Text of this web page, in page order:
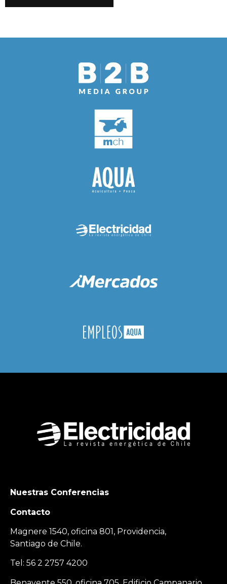
Nuestras Conferencias
Contacto
Magnere 1540, oficina 801, Providencia,
Santiago de Chile.
Tel: 56 2 2757 4200